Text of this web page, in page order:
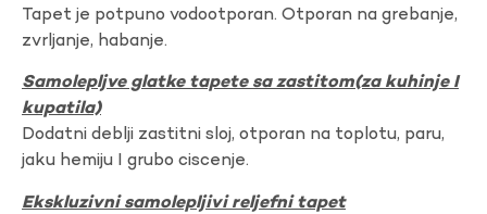
Tapet je potpuno vodootporan. Otporan na grebanje,
zvrljanje, habanje.
Samolepljve glatke tapete sa zastitom(za kuhinje I
kupatila)
Dodatni deblji zastitni sloj, otporan na toplotu, paru,
jaku hemiju I grubo ciscenje.
Ekskluzivni samolepljivi reljefni tapet